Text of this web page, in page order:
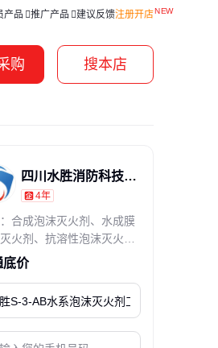
产品 推广产品 建议反馈注册开店
购 搜本店
四川水胜消防科技有限公司
4年
合成泡沫灭火剂、水成膜
火剂、抗溶性泡沫灭火
溶性水成膜泡沫灭火剂、
底价